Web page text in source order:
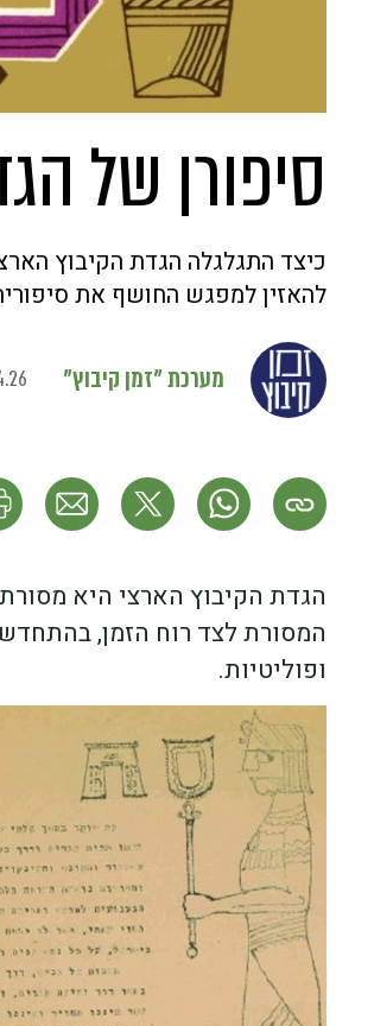
סיפורן של
כיצד התגלגלה הגדת הקיבוץ
להאזין למפגש החושף את
מערכת "זמן קיבוץ"
הגדת הקיבוץ הארצי היא
המסורת לצד רוח הזמן,
ופוליטיות.